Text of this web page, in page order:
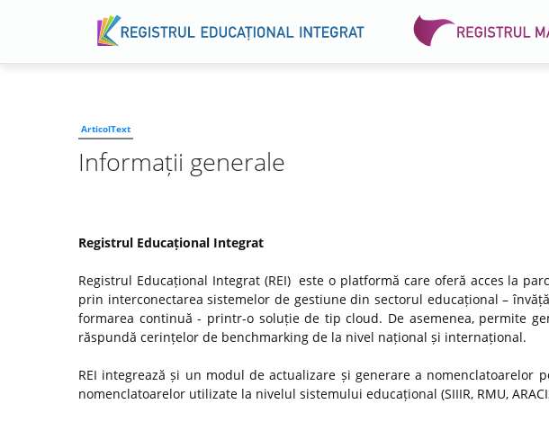
ArticolText
Informații generale
Registrul Educațional Integrat
Registrul Educațional Integrat (REI) este o platformă care oferă acces la
prin interconectarea sistemelor de gestiune din sectorul educațional –
formarea continuă - printr-o soluție de tip cloud. De asemenea, permite
răspundă cerințelor de benchmarking de la nivel național și internațional.
REI integrează și un modul de actualizare și generare a nomenclatoarelor
nomenclatoarelor utilizate la nivelul sistemului educațional (SIIIR, RMU,